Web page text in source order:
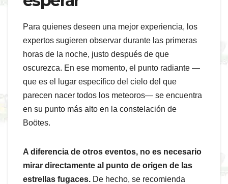
Para quienes deseen una mejor experiencia, los
expertos sugieren observar durante las primeras
horas de la noche, justo después de que
oscurezca. En ese momento, el punto radiante —
que es el lugar específico del cielo del que
parecen nacer todos los meteoros— se encuentra
en su punto más alto en la constelación de
Boötes.
A diferencia de otros eventos, no es necesario
mirar directamente al punto de origen de las
estrellas fugaces. De hecho, se recomienda